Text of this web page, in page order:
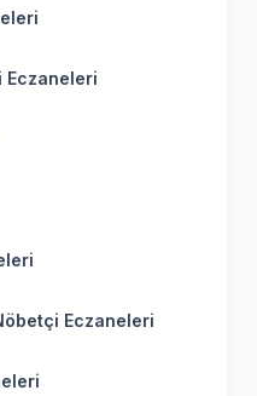
Eczaneleri
Eczaneleri